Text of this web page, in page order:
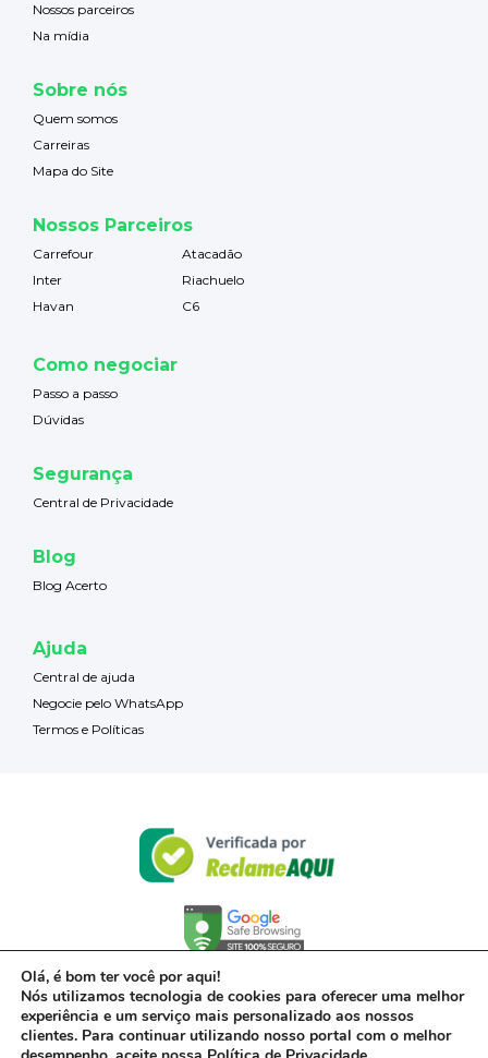
Nossos parceiros
Na mídia
Sobre nós
Quem somos
Carreiras
Mapa do Site
Nossos Parceiros
Carrefour
Atacadão
Inter
Riachuelo
Havan
C6
Como negociar
Passo a passo
Dúvidas
Segurança
Central de Privacidade
Blog
Blog Acerto
Ajuda
Central de ajuda
Negocie pelo WhatsApp
Termos e Políticas
Olá, é bom ter você por aqui!
Nós utilizamos tecnologia de cookies para oferecer uma melhor
experiência e um serviço mais personalizado aos nossos
clientes. Para continuar utilizando nosso portal com o melhor